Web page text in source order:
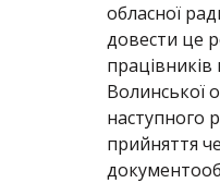
обласної
довести це
Волинської
наступного
прийняття